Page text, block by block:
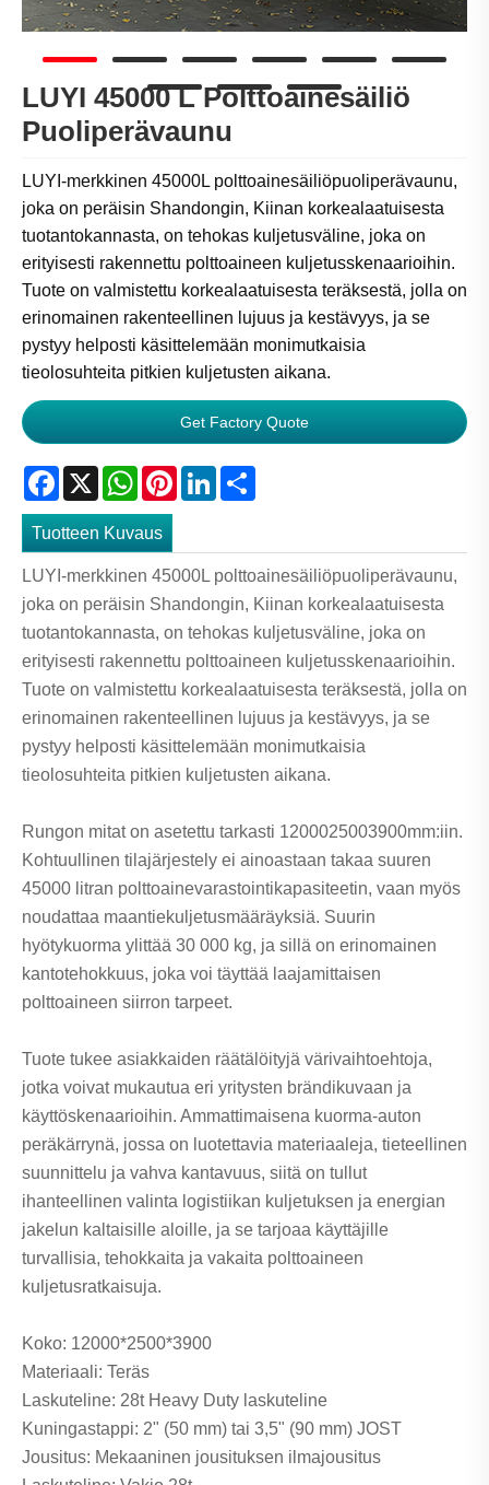
LUYI 45000 L Polttoainesäiliö
Puoliperävaunu
LUYI-merkkinen 45000L polttoainesäiliöpuoliperävaunu,
joka on peräisin Shandongin, Kiinan korkealaatuisesta
tuotantokannasta, on tehokas kuljetusväline, joka on
erityisesti rakennettu polttoaineen kuljetusskenaarioihin.
Tuote on valmistettu korkealaatuisesta teräksestä, jolla on
erinomainen rakenteellinen lujuus ja kestävyys, ja se
pystyy helposti käsittelemään monimutkaisia ​​
tieolosuhteita pitkien kuljetusten aikana.
Get Factory Quote
Facebook
X WhatsApp
PinterestLinkedIn
Tuotteen Kuvaus
LUYI-merkkinen 45000L polttoainesäiliöpuoliperävaunu,
joka on peräisin Shandongin, Kiinan korkealaatuisesta
tuotantokannasta, on tehokas kuljetusväline, joka on
erityisesti rakennettu polttoaineen kuljetusskenaarioihin.
Tuote on valmistettu korkealaatuisesta teräksestä, jolla on
erinomainen rakenteellinen lujuus ja kestävyys, ja se
pystyy helposti käsittelemään monimutkaisia ​​
tieolosuhteita pitkien kuljetusten aikana.
Rungon mitat on asetettu tarkasti 1200025003900mm:iin.
Kohtuullinen tilajärjestely ei ainoastaan ​​takaa suuren
45000 litran polttoainevarastointikapasiteetin, vaan myös
noudattaa maantiekuljetusmääräyksiä. Suurin
hyötykuorma ylittää 30 000 kg, ja sillä on erinomainen
kantotehokkuus, joka voi täyttää laajamittaisen
polttoaineen siirron tarpeet.
Tuote tukee asiakkaiden räätälöityjä värivaihtoehtoja,
jotka voivat mukautua eri yritysten brändikuvaan ja
käyttöskenaarioihin. Ammattimaisena kuorma-auton
peräkärrynä, jossa on luotettavia materiaaleja, tieteellinen
suunnittelu ja vahva kantavuus, siitä on tullut
ihanteellinen valinta logistiikan kuljetuksen ja energian
jakelun kaltaisille aloille, ja se tarjoaa käyttäjille
turvallisia, tehokkaita ja vakaita polttoaineen
kuljetusratkaisuja.
Koko: 12000*2500*3900
Materiaali: Teräs
Laskuteline: 28t Heavy Duty laskuteline
Kuningastappi: 2" (50 mm) tai 3,5" (90 mm) JOST
Jousitus: Mekaaninen jousituksen ilmajousitus